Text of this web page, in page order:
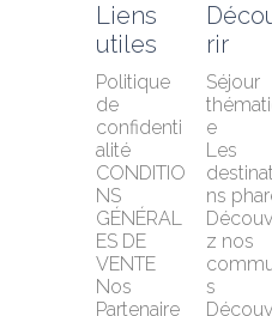
Liens
utiles
Politique
de
confidenti
alité
CONDITIO
NS
GÉNÉRAL
ES DE
VENTE
Nos
Partenaire
rir
Séjour
e
Les
ns
z nos
s